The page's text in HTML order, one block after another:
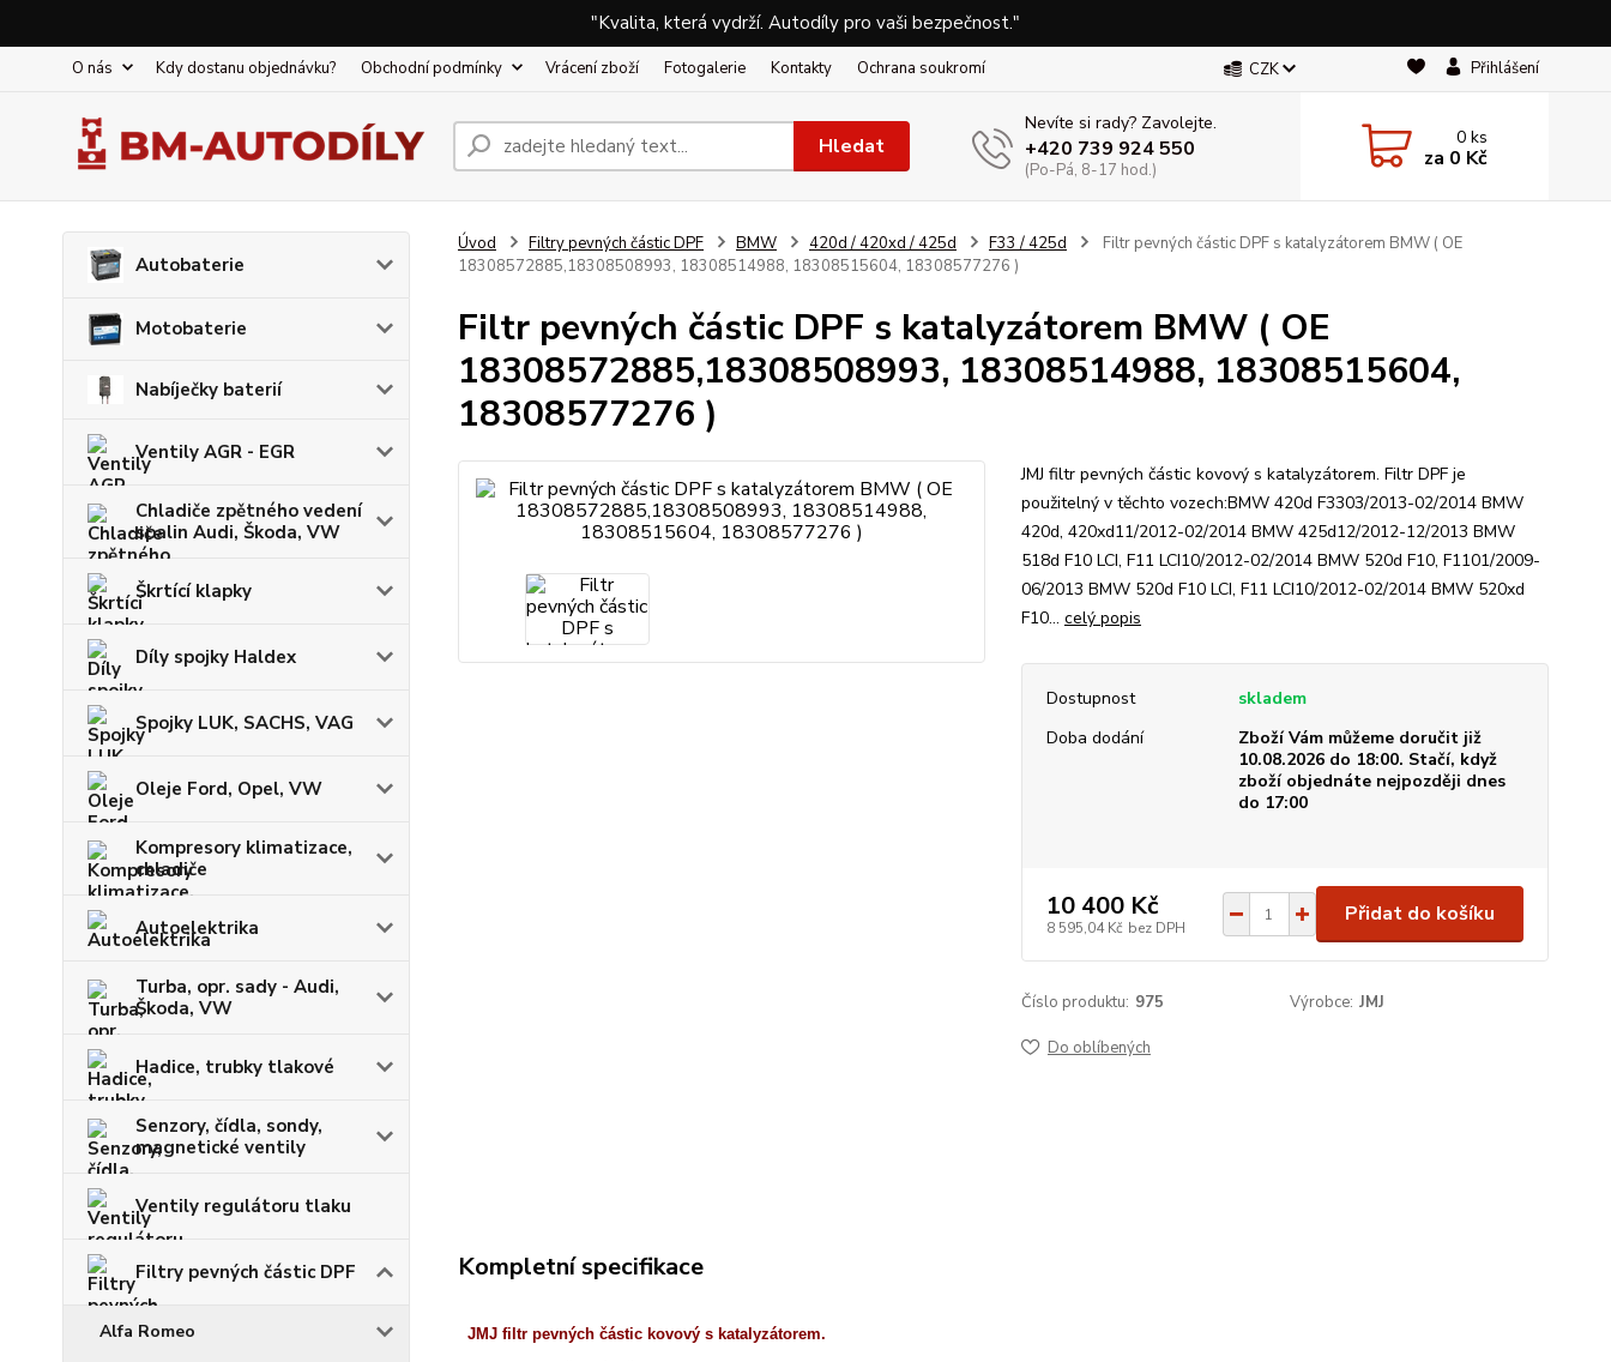
"Kvalita, která vydrží. Autodíly pro vaši bezpečnost."
O nás Kdy dostanu objednávku? Obchodní podmínky Vrácení zboží Fotogalerie Kontakty Ochrana soukromí CZK Přihlášení
Hledat
Nevíte si rady? Zavolejte.
+420 739 924 550
(Po-Pá, 8-17 hod.)
0ks
za 0 Kč
Autobaterie
Motobaterie
Nabíječky baterií
Ventily AGR - EGR
Chladiče zpětného vedení
spalin Audi, Škoda, VW
Škrtící klapky
Díly spojky Haldex
Spojky LUK, SACHS, VAG
Oleje Ford, Opel, VW
Kompresory klimatizace,
chladiče
Autoelektrika
Turba, opr. sady - Audi,
Škoda, VW
Hadice, trubky tlakové
Senzory, čídla, sondy,
magnetické ventily
Ventily regulátoru tlaku
Filtry pevných částic DPF
Alfa Romeo
Úvod Filtry pevných částic DPF BMW 420d / 420xd / 425d F33 / 425d
Filtr pevných částic DPF s katalyzátorem BMW ( OE
18308572885,18308508993, 18308514988, 18308515604, 18308577276 )
Filtr pevných částic DPF s katalyzátorem BMW ( OE
18308572885,18308508993, 18308514988, 18308515604,
18308577276 )
JMJ filtr pevných částic kovový s katalyzátorem. Filtr DPF je
použitelný v těchto vozech:BMW 420d F3303/2013-02/2014 BMW
420d, 420xd11/2012-02/2014 BMW 425d12/2012-12/2013 BMW
518d F10 LCI, F11 LCI10/2012-02/2014 BMW 520d F10, F1101/2009-
06/2013 BMW 520d F10 LCI, F11 LCI10/2012-02/2014 BMW 520xd
F10... celý popis
Dostupnost
skladem
Doba dodání
Zboží Vám můžeme doručit již
10.08.2026 do 18:00. Stačí, když
zboží objednáte nejpozději dnes
do 17:00
10 400 Kč
8 595,04 Kč bez DPH
Přidat do košíku
Číslo produktu: 975 Výrobce: JMJ
Do oblíbených
Kompletní specifikace
JMJ filtr pevných částic kovový s katalyzátorem.